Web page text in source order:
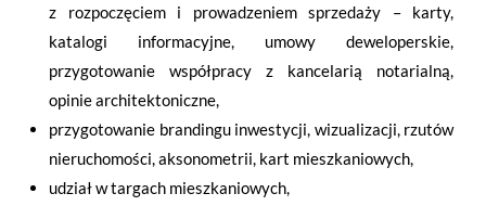
z rozpoczęciem i prowadzeniem sprzedaży – karty,
katalogi informacyjne, umowy deweloperskie,
przygotowanie współpracy z kancelarią notarialną,
opinie architektoniczne,
przygotowanie brandingu inwestycji, wizualizacji, rzutów
nieruchomości, aksonometrii, kart mieszkaniowych,
udział w targach mieszkaniowych,